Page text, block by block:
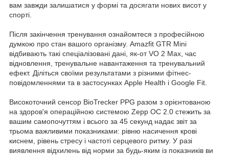
вам завжди залишатися у формі та досягати нових висот у
спорті.
Після закінчення тренування ознайомтеся з професійною
думкою про стан вашого організму. Amazfit GTR Mini
відбивають такі спеціалізовані дані, як-от VO 2 Max, час
відновлення, тренувальне навантаження та тренувальний
ефект. Діліться своїми результатами з різними фітнес-
повідомленнями та в застосунках Apple Health і Google Fit.
Високоточний сенсор BioTrecker PPG разом з орієнтованою
на здоров'я операційною системою Zepp ОС 2.0 стежить за
вашим самопочуттям і всього за 45 секунд надає звіт за
трьома важливими показниками: рівню насичення крові
киснем, рівень стресу і частоті серцевого ритму. У разі
виявлення відхилень від норми за будь-яким із показників ви